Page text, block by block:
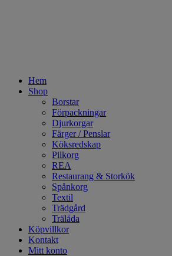
Hem
Shop
Borstar
Förpackningar
Djurkorgar
Färger / Penslar
Köksredskap
Pilkorg
REA
Restaurang & Storkök
Spånkorg
Textil
Trädgård
Trälåda
Köpvillkor
Kontakt
Mitt konto